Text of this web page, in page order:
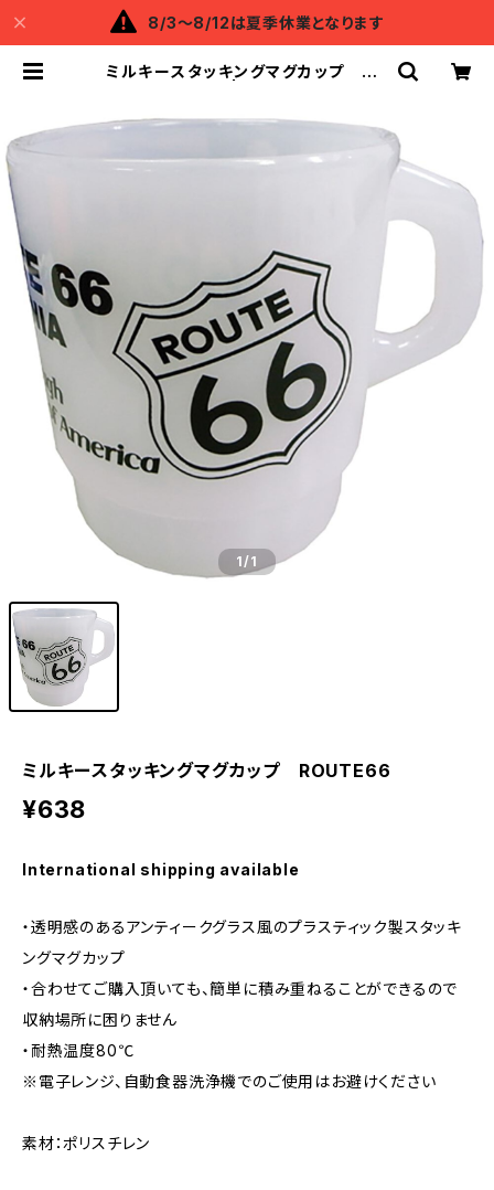
8/3～8/12は夏季休業となります
ミルキースタッキングマグカップ RO
1/1
ミルキースタッキングマグカップ ROUTE66
¥638
International shipping available
・透明感のあるアンティークグラス風のプラスティック製スタッキ
ングマグカップ
・合わせてご購入頂いても、簡単に積み重ねることができるので
収納場所に困りません
・耐熱温度80℃
※電子レンジ、自動食器洗浄機でのご使用はお避けください
素材：ポリスチレン